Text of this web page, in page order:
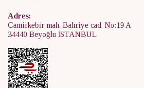
Adres:
Camiikebir mah. Bahriye cad. No:19 A
34440 Beyoğlu İSTANBUL